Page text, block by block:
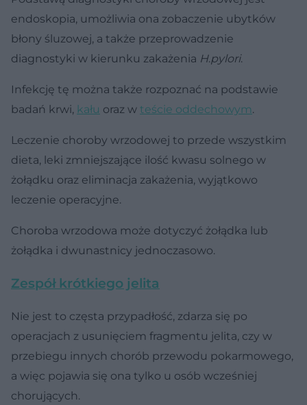
endoskopia, umożliwia ona zobaczenie ubytków
błony śluzowej, a także przeprowadzenie
diagnostyki w kierunku zakażenia H.pylori.
Infekcję tę można także rozpoznać na podstawie
badań krwi, kału oraz w teście oddechowym.
Leczenie choroby wrzodowej to przede wszystkim
dieta, leki zmniejszające ilość kwasu solnego w
żołądku oraz eliminacja zakażenia, wyjątkowo
leczenie operacyjne.
Choroba wrzodowa może dotyczyć żołądka lub
żołądka i dwunastnicy jednoczasowo.
Zespół krótkiego jelita
Nie jest to częsta przypadłość, zdarza się po
operacjach z usunięciem fragmentu jelita, czy w
przebiegu innych chorób przewodu pokarmowego,
a więc pojawia się ona tylko u osób wcześniej
chorujących.